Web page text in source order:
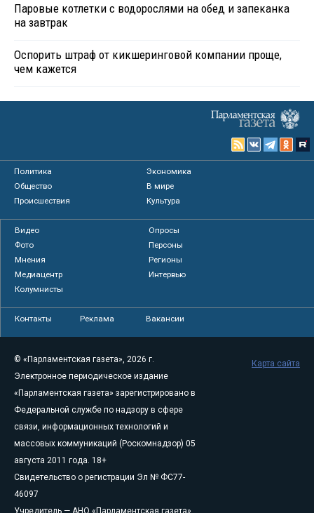
Паровые котлетки с водорослями на обед и запеканка
на завтрак
Оспорить штраф от кикшеринговой компании проще,
чем кажется
Политика
Экономика
Общество
В мире
Происшествия
Культура
Видео
Опросы
Фото
Персоны
Мнения
Регионы
Медиацентр
Интервью
Колумнисты
Контакты Реклама Вакансии
© «Парламентская газета», 2026 г.
Электронное периодическое издание
«Парламентская газета» зарегистрировано в
Федеральной службе по надзору в сфере
связи, информационных технологий и
массовых коммуникаций (Роскомнадзор) 05
августа 2011 года. 18+
Свидетельство о регистрации Эл № ФС77-
46097
Учредитель — АНО «Парламентская газета»
Карта сайта